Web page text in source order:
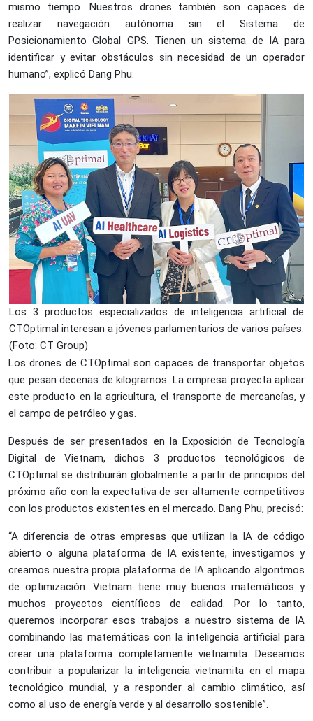
mismo tiempo. Nuestros drones también son capaces de
realizar navegación autónoma sin el Sistema de
Posicionamiento Global GPS. Tienen un sistema de IA para
identificar y evitar obstáculos sin necesidad de un operador
humano”, explicó Dang Phu.
Los 3 productos especializados de inteligencia artificial de
CTOptimal interesan a jóvenes parlamentarios de varios países.
(Foto: CT Group)
Los drones de CTOptimal son capaces de transportar objetos
que pesan decenas de kilogramos. La empresa proyecta aplicar
este producto en la agricultura, el transporte de mercancías, y
el campo de petróleo y gas.
Después de ser presentados en la Exposición de Tecnología
Digital de Vietnam, dichos 3 productos tecnológicos de
CTOptimal se distribuirán globalmente a partir de principios del
próximo año con la expectativa de ser altamente competitivos
con los productos existentes en el mercado. Dang Phu, precisó:
“A diferencia de otras empresas que utilizan la IA de código
abierto o alguna plataforma de IA existente, investigamos y
creamos nuestra propia plataforma de IA aplicando algoritmos
de optimización. Vietnam tiene muy buenos matemáticos y
muchos proyectos científicos de calidad. Por lo tanto,
queremos incorporar esos trabajos a nuestro sistema de IA
combinando las matemáticas con la inteligencia artificial para
crear una plataforma completamente vietnamita. Deseamos
contribuir a popularizar la inteligencia vietnamita en el mapa
tecnológico mundial, y a responder al cambio climático, así
como al uso de energía verde y al desarrollo sostenible”.